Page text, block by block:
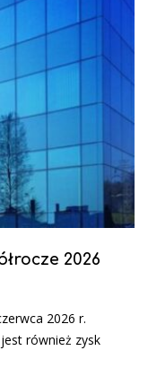
2026
2026 r.
również zysk